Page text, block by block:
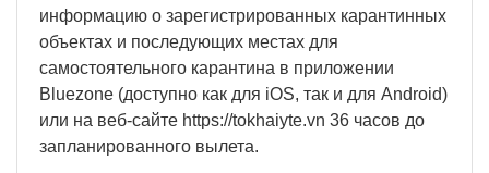
информацию о зарегистрированных карантинных
объектах и последующих местах для
самостоятельного карантина в приложении
Bluezone (доступно как для iOS, так и для Android)
или на веб-сайте https://tokhaiyte.vn 36 часов до
запланированного вылета.